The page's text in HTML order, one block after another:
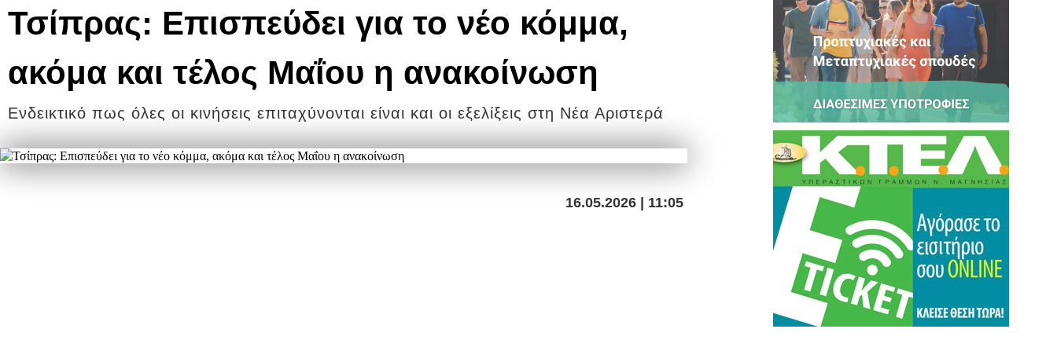
Τσίπρας: Επισπεύδει για το νέο κόμμα,
ακόμα και τέλος Μαΐου η ανακοίνωση
Ενδεικτικό πως όλες οι κινήσεις επιταχύνονται είναι και οι εξελίξεις στη Νέα Αριστερά
16.05.2026 | 11:05